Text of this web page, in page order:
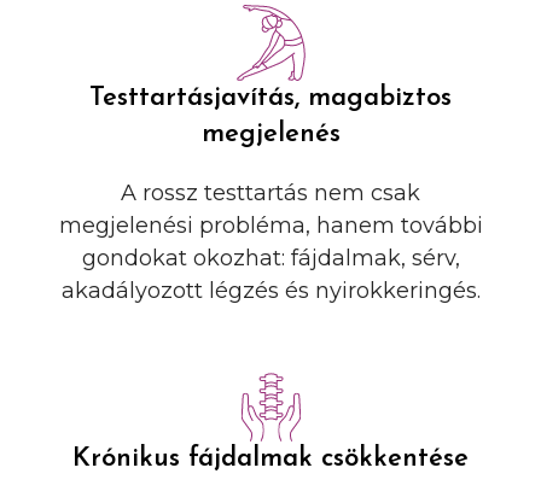
Testtartásjavítás, magabiztos
megjelenés
A rossz testtartás nem csak
megjelenési probléma, hanem további
gondokat okozhat: fájdalmak, sérv,
akadályozott légzés és nyirokkeringés.
Krónikus fájdalmak csökkentése